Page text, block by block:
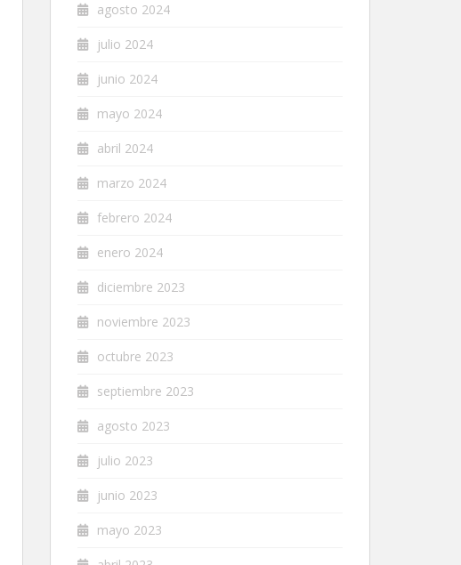
agosto 2024
julio 2024
junio 2024
mayo 2024
abril 2024
marzo 2024
febrero 2024
enero 2024
diciembre 2023
noviembre 2023
octubre 2023
septiembre 2023
agosto 2023
julio 2023
junio 2023
mayo 2023